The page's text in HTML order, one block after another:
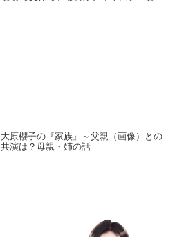
大原櫻子の『家族』～父親（画像）との
共演は？母親・姉の話